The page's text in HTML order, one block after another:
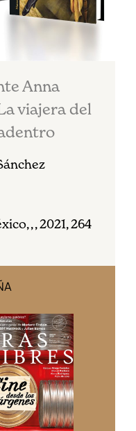
Anna
viajera del
, , 2021, 264